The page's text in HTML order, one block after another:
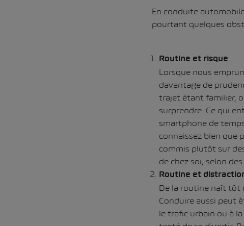
En conduite
pourtant quelques
Routine et risque
Lorsque nous
davantage de
trajet étant familier,
surprendre. Ce qui
smartphone de
connaissez bien que
commis plutôt sur
de chez soi, selon
Routine et
De la routine naît tôt
Conduire aussi peut
le trafic urbain ou à